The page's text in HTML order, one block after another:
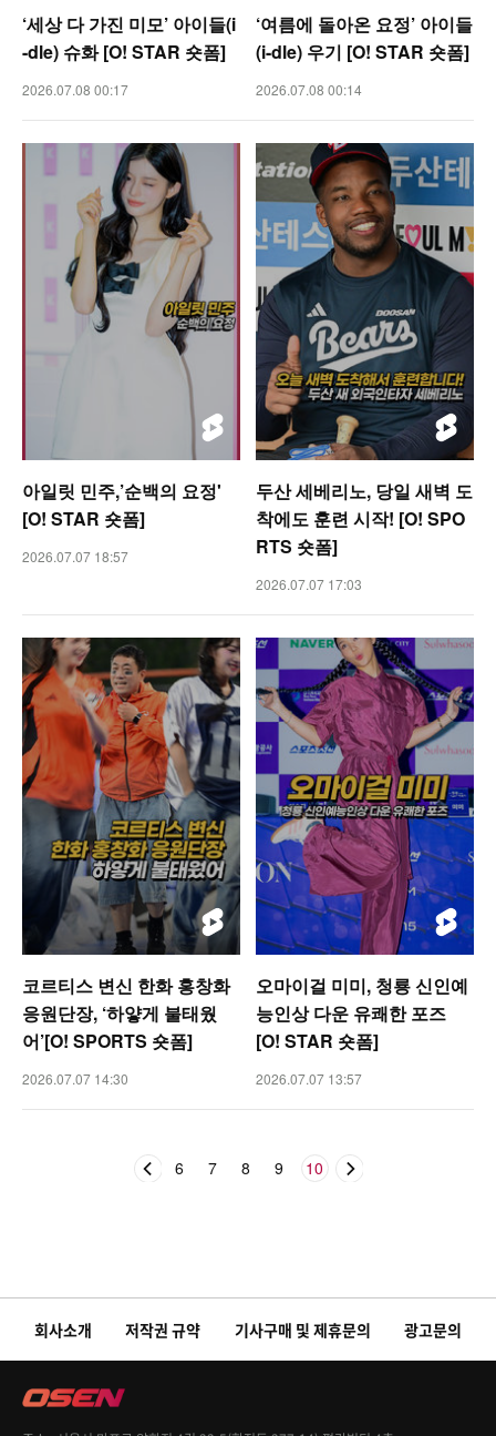
‘세상 다 가진 미모’ 아이들(i
-dle) 슈화 [O! STAR 숏폼]
2026.07.08 00:17
‘여름에 돌아온 요정’ 아이들
(i-dle) 우기 [O! STAR 숏폼]
2026.07.08 00:14
아일릿 민주,’순백의 요정'
[O! STAR 숏폼]
2026.07.07 18:57
두산 세베리노, 당일 새벽 도
착에도 훈련 시작! [O! SPO
RTS 숏폼]
2026.07.07 17:03
코르티스 변신 한화 홍창화
응원단장, ‘하얗게 불태웠
어’[O! SPORTS 숏폼]
2026.07.07 14:30
오마이걸 미미, 청룡 신인예
능인상 다운 유쾌한 포즈
[O! STAR 숏폼]
2026.07.07 13:57
6 7 8 9 10
회사소개 저작권 규약 기사구매 및 제휴문의 광고문의